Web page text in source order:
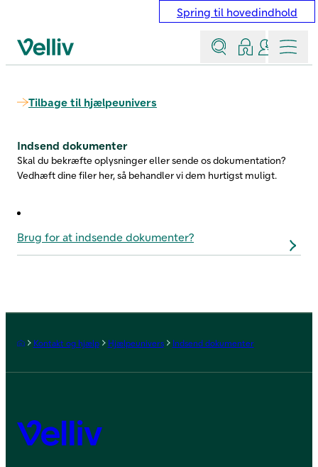
Spring til hovedindhold
Velliv startside
Søg Log indKontakt
Menu
Tilbage til hjælpeunivers
Indsend dokumenter
Skal du bekræfte oplysninger eller sende os dokumentation?
Vedhæft dine filer her, så behandler vi dem hurtigst muligt.
Brug for at indsende dokumenter?
Forside
Kontakt og hjælp Hjælpeunivers Indsend dokumenter
Velliv